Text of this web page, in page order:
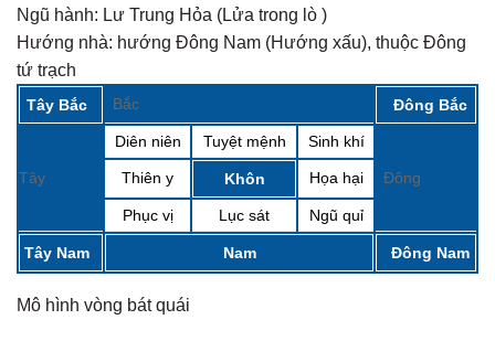
Ngũ hành: Lư Trung Hỏa (Lửa trong lò )
Hướng nhà: hướng Đông Nam (Hướng xấu), thuộc Đông
tứ trạch
Tây Bắc Bắc Đông Bắc
Tây
Diên niên Tuyệt mệnh Sinh khí
Đông
Thiên y Khôn Họa hại
Phục vị Lục sát Ngũ quỉ
Tây Nam Nam Đông Nam
Mô hình vòng bát quái